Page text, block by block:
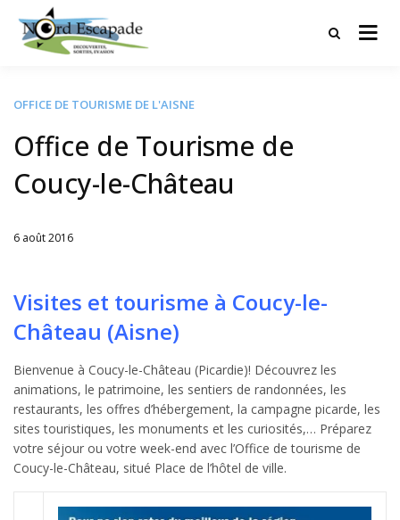
Tourisme et randonnées en Hauts
OFFICE DE TOURISME DE L'AISNE
Office de Tourisme de
Coucy-le-Château
Written
6 août 2016
Visites et tourisme à Coucy-le-
Château (Aisne)
Bienvenue à Coucy-le-Château (Picardie)! Découvrez les
animations, le patrimoine, les sentiers de randonnées, les
restaurants, les offres d’hébergement, la campagne picarde, les
sites touristiques, les monuments et les curiosités,… Préparez
votre séjour ou votre week-end avec l’Office de tourisme de
Coucy-le-Château, situé Place de l’hôtel de ville.